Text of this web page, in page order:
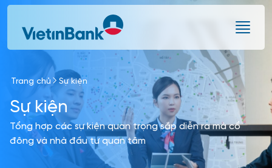
Skip to Main Content
Trang chủ Sự kiện
Sự kiện
Tổng hợp các sự kiện quan trọng sắp diễn ra mà cổ
đông và nhà đầu tư quan tâm